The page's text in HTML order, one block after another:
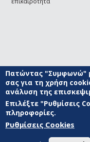
© ΠΑΝΕΠΙΣΤΗΜΙΟ ΑΙΓΑΙΟΥ
ΑΝΑΠΤΥΞΗΣ
Πατώντας "Συμφωνώ"
σας για τη χρήση
ανάλυση της
Επιλέξτε "Ρυθμίσεις
πληροφορίες.
Ρυθμίσεις Cookies